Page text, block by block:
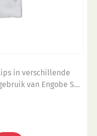
in verschillende
van Engobe Set